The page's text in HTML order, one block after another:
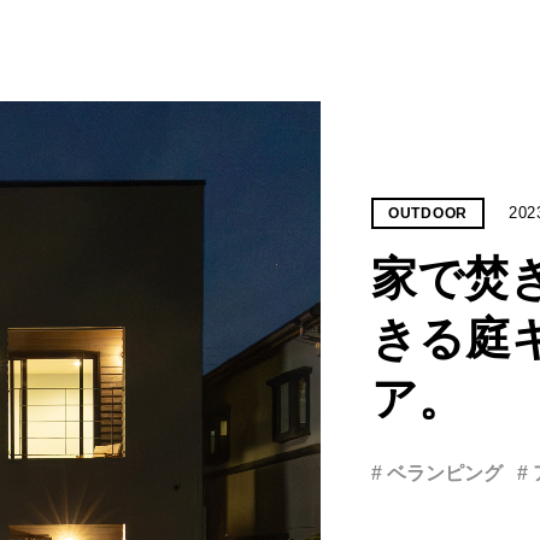
OUTDOOR
家で焚
きる庭
ア。
# ベランピング #